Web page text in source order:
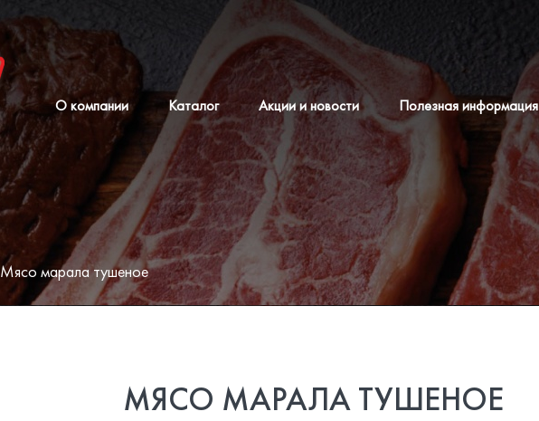
Мясо марала тушеное
О компании Каталог Акции и новости Полезная информация
МЯСО МАРАЛА ТУШЕНОЕ